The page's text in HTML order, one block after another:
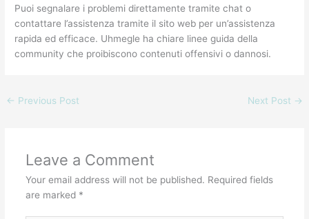
Puoi segnalare i problemi direttamente tramite chat o
contattare l’assistenza tramite il sito web per un’assistenza
rapida ed efficace. Uhmegle ha chiare linee guida della
community che proibiscono contenuti offensivi o dannosi.
← Previous Post Next Post →
Leave a Comment
Your email address will not be published. Required fields
are marked *